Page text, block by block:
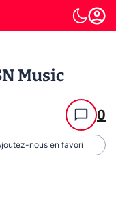
Music
0
nous en favori